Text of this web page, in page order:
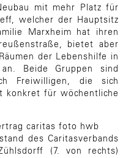
mit mehr Platz für
welcher der Hauptsitz
Marxheim hat ihren
bietet aber
der Lebenshilfe in
Beide Gruppen sind
Freiwilligen, die sich
konkret für wöchentliche
des Caritasverbands
(7. von rechts)